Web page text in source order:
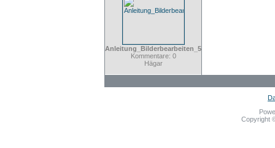
Anleitung_Bilderbearbeiten_5
Kommentare: 0
Hägar
Copyright